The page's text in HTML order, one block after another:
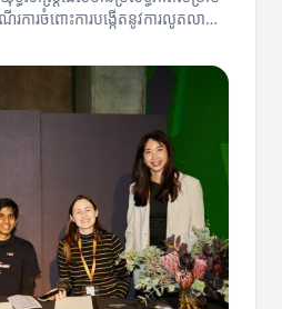
ការចំពោះការបង្កើតនូវការលូតលាស់